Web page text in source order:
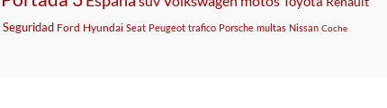
Seguridad Ford Hyundai Seat Peugeot trafico Porsche multas Nissan Coche